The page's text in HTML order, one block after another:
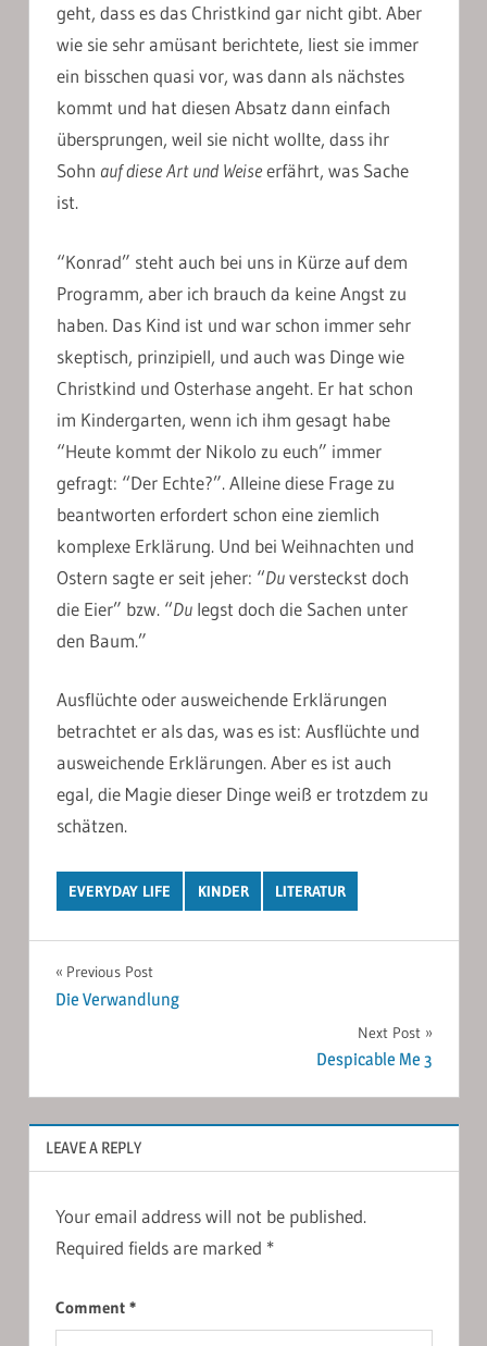
geht, dass es das Christkind gar nicht gibt. Aber
wie sie sehr amüsant berichtete, liest sie immer
ein bisschen quasi vor, was dann als nächstes
kommt und hat diesen Absatz dann einfach
übersprungen, weil sie nicht wollte, dass ihr
Sohn auf diese Art und Weiseerfährt, was Sache
ist.
“Konrad” steht auch bei uns in Kürze auf dem
Programm, aber ich brauch da keine Angst zu
haben. Das Kind ist und war schon immer sehr
skeptisch, prinzipiell, und auch was Dinge wie
Christkind und Osterhase angeht. Er hat schon
im Kindergarten, wenn ich ihm gesagt habe
“Heute kommt der Nikolo zu euch” immer
gefragt: “Der Echte?”. Alleine diese Frage zu
beantworten erfordert schon eine ziemlich
komplexe Erklärung. Und bei Weihnachten und
Ostern sagte er seit jeher: “Duversteckst doch
die Eier” bzw. “Du legst doch die Sachen unter
den Baum.”
Ausflüchte oder ausweichende Erklärungen
betrachtet er als das, was es ist: Ausflüchte und
ausweichende Erklärungen. Aber es ist auch
egal, die Magie dieser Dinge weiß er trotzdem zu
schätzen.
EVERYDAY LIFE KINDER LITERATUR
Post
navigation
Previous Post
Die Verwandlung
Next Post
Despicable Me 3
LEAVE A REPLY
Your email address will not be published.
Required fields are marked *
Comment *